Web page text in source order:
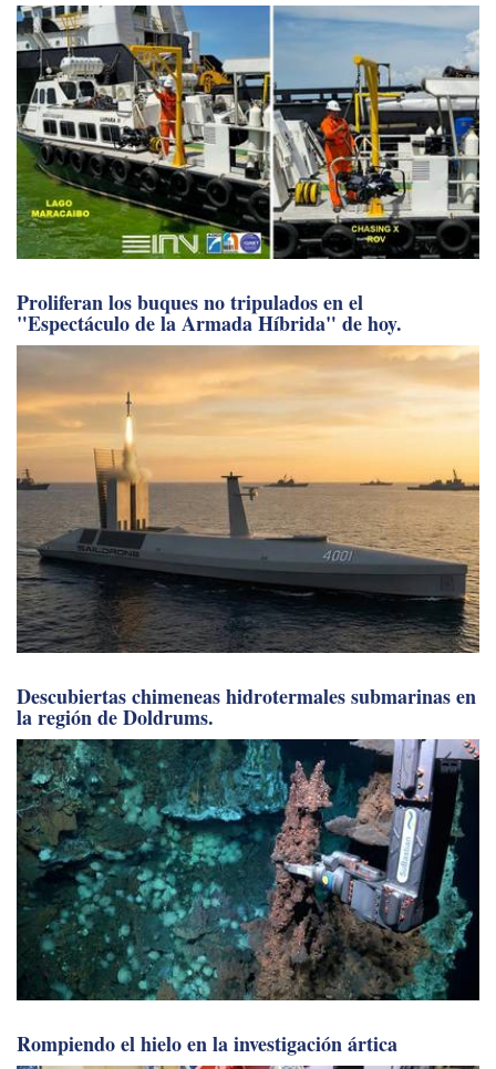
Proliferan los buques no tripulados en el
"Espectáculo de la Armada Híbrida" de hoy.
Descubiertas chimeneas hidrotermales submarinas en
la región de Doldrums.
Rompiendo el hielo en la investigación ártica